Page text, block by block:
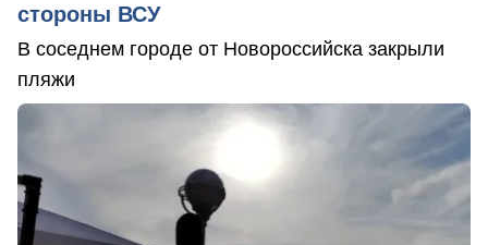
стороны ВСУ
В соседнем городе от Новороссийска закрыли
пляжи